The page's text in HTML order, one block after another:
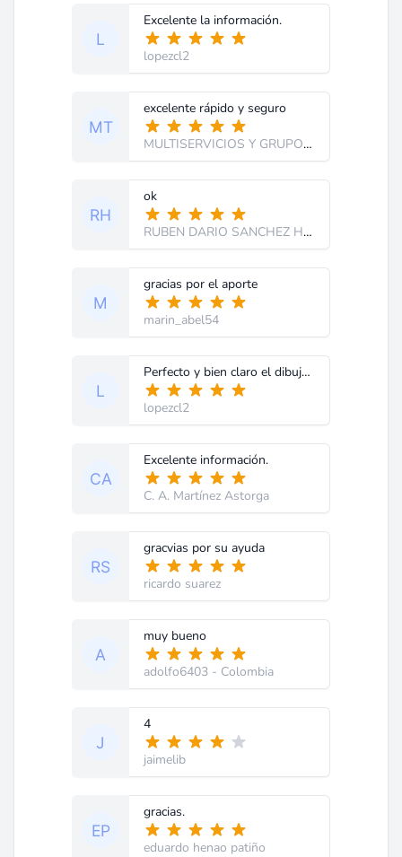
Excelente la información.
lopezcl2
excelente rápido y seguro
MULTISERVICIOS Y GRUPO TC
ok
RUBEN DARIO SANCHEZ HURTA
gracias por el aporte
marin_abel54
Perfecto y bien claro el dibujo. Gracias
lopezcl2
Excelente información.
C. A. Martínez Astorga
gracvias por su ayuda
ricardo suarez
muy bueno
adolfo6403 - Colombia
4
jaimelib
gracias.
eduardo henao patiño